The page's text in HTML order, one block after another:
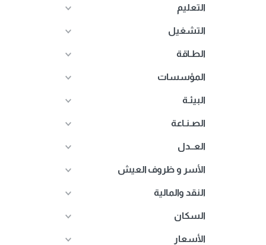
التعليم
التشغيل
الطـاقة
المؤسسات
البيئـة
الصـنـاعة
العــدل
الأسر و ظروف العيش
النقد والمالية
السكان
الأسعار